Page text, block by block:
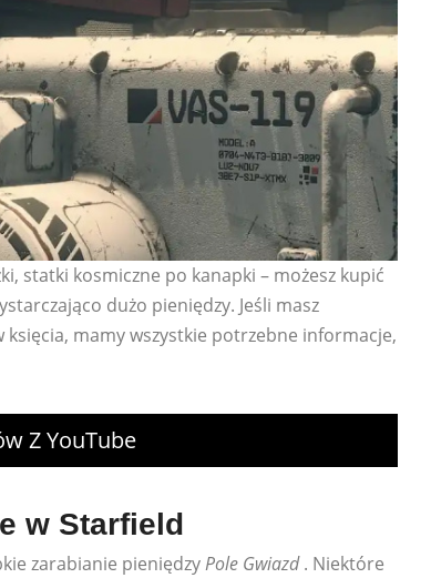
statki kosmiczne po kanapki – możesz kupić
dużo pieniędzy. Jeśli masz
księcia, mamy wszystkie potrzebne informacje,
Z YouTube
w Starfield
zarabianie pieniędzyPole Gwiazd. Niektóre